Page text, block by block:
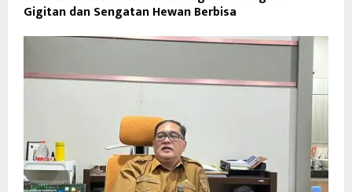
Gigitan dan Sengatan Hewan Berbisa